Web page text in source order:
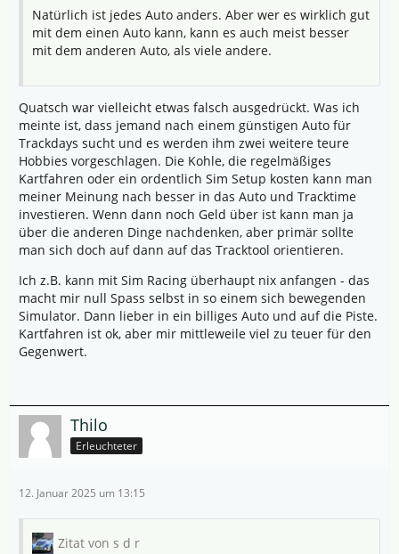
Natürlich ist jedes Auto anders. Aber wer es wirklich gut
mit dem einen Auto kann, kann es auch meist besser
mit dem anderen Auto, als viele andere.
Quatsch war vielleicht etwas falsch ausgedrückt. Was ich
meinte ist, dass jemand nach einem günstigen Auto für
Trackdays sucht und es werden ihm zwei weitere teure
Hobbies vorgeschlagen. Die Kohle, die regelmäßiges
Kartfahren oder ein ordentlich Sim Setup kosten kann man
meiner Meinung nach besser in das Auto und Tracktime
investieren. Wenn dann noch Geld über ist kann man ja
über die anderen Dinge nachdenken, aber primär sollte
man sich doch auf dann auf das Tracktool orientieren.
Ich z.B. kann mit Sim Racing überhaupt nix anfangen - das
macht mir null Spass selbst in so einem sich bewegenden
Simulator. Dann lieber in ein billiges Auto und auf die Piste.
Kartfahren ist ok, aber mir mittleweile viel zu teuer für den
Gegenwert.
Thilo
Erleuchteter
12. Januar 2025 um 13:15
Zitat von s d r